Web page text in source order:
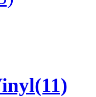
(11)